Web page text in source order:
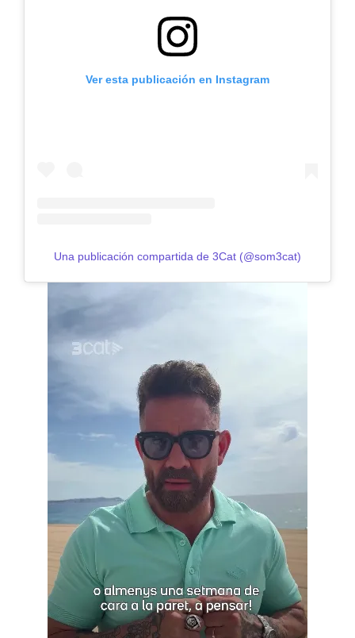
Ver esta publicación en Instagram
Una publicación compartida de 3Cat (@som3cat)